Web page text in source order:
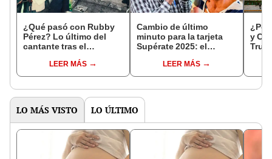
¿Qué pasó con Rubby
Pérez? Lo último del
cantante tras el
discoteca Jet Set
LEER MÁS
Cambio de último
minuto para la tarjeta
Supérate 2025: el
los beneficiarios con
una importante
LEER MÁS
¿Por
y
LO MÁS VISTO LO ÚLTIMO